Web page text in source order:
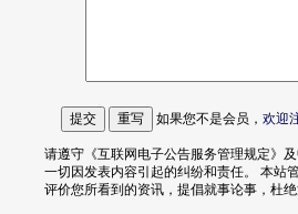
如果您不是会员， 欢迎
请遵守《互联网电子公告服务管理规定》
一切因发表内容引起的纠纷和责任。 本站
评价您所看到的资讯，提倡就事论事，杜